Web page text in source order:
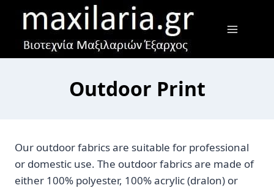
content
Outdoor Print
Our outdoor fabrics are suitable for professional
or domestic use. The outdoor fabrics are made of
either 100% polyester, 100% acrylic (dralon) or